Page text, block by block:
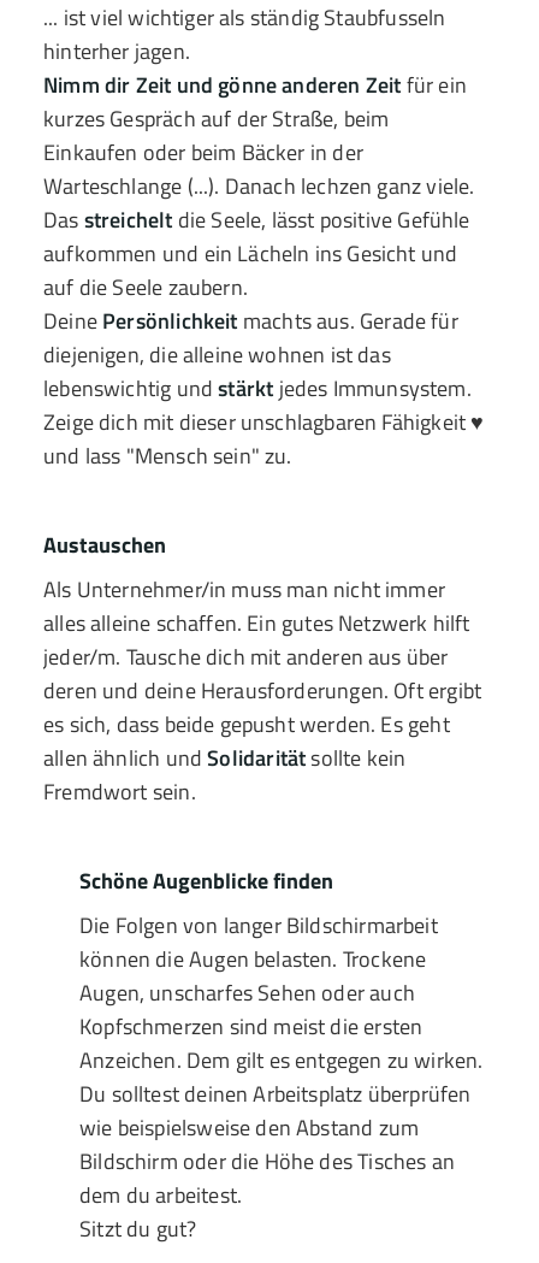
... ist viel wichtiger als ständig Staubfusseln
hinterher jagen.
Nimm dir Zeit und gönne anderen Zeitfür ein
kurzes Gespräch auf der Straße, beim
Einkaufen oder beim Bäcker in der
Warteschlange (...). Danach lechzen ganz viele.
Dasstreichelt die Seele, lässt positive Gefühle
aufkommen und ein Lächeln ins Gesicht und
auf die Seele zaubern.
DeinePersönlichkeit machts aus. Gerade für
diejenigen, die alleine wohnen ist das
lebenswichtig undstärkt jedes Immunsystem.
Zeige dich mit dieser unschlagbaren Fähigkeit ♥
und lass "Mensch sein" zu.
Austauschen
Als Unternehmer/in muss man nicht immer
alles alleine schaffen. Ein gutes Netzwerk hilft
jeder/m. Tausche dich mit anderen aus über
deren und deine Herausforderungen. Oft ergibt
es sich, dass beide gepusht werden. Es geht
allen ähnlich undSolidaritätsollte kein
Fremdwort sein.
Schöne Augenblicke finden
Die Folgen von langer Bildschirmarbeit
können die Augen belasten. Trockene
Augen, unscharfes Sehen oder auch
Kopfschmerzen sind meist die ersten
Anzeichen. Dem gilt es entgegen zu wirken.
Du solltest deinen Arbeitsplatz überprüfen
wie beispielsweise den Abstand zum
Bildschirm oder die Höhe des Tisches an
dem du arbeitest.
Sitzt du gut?